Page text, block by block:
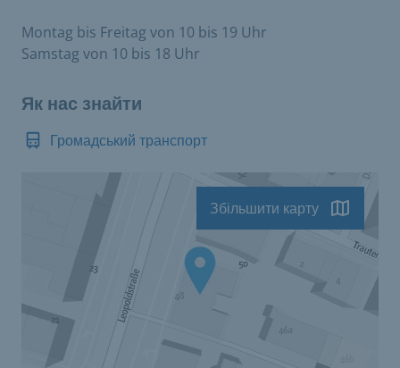
Montag bis Freitag von 10 bis 19 Uhr
Samstag von 10 bis 18 Uhr
Як нас знайти
Громадський транспорт
Збільшити карту